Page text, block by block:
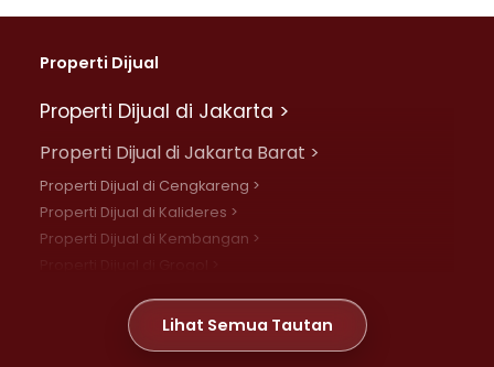
Properti Dijual
Properti Dijual di Jakarta >
Properti Dijual di Jakarta Barat >
Properti Dijual di Cengkareng >
Properti Dijual di Kalideres >
Properti Dijual di Kembangan >
Properti Dijual di Meruya >
Properti Dijual di Jelambar >
Lihat Semua Tautan